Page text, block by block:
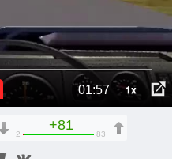
01:57 1x
+81
2 83